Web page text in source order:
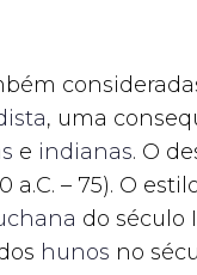
, uma
e indianas. O
a.C. – 75). O
do século
hunos no